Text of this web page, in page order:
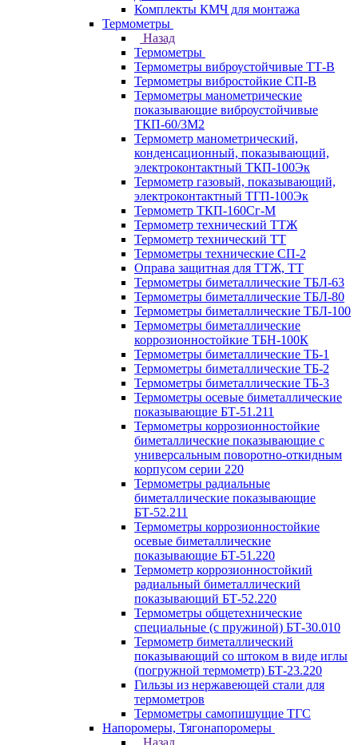
Комплекты КМЧ для монтажа
Термометры
Назад
Термометры
Термометры виброустойчивые ТТ-В
Термометры вибростойкие СП-В
Термометры манометрические
показывающие виброустойчивые
ТКП-60/3М2
Термометр манометрический,
конденсационный, показывающий,
электроконтактный ТКП-100Эк
Термометр газовый, показывающий,
электроконтактный ТГП-100Эк
Термометр ТКП-160Сг-М
Термометр технический ТТЖ
Термометр технический ТТ
Термометры технические СП-2
Оправа защитная для ТТЖ, ТТ
Термометры биметаллические ТБЛ-63
Термометры биметаллические ТБЛ-80
Термометры биметаллические ТБЛ-100
Термометры биметаллические
коррозионностойкие ТБН-100К
Термометры биметаллические ТБ-1
Термометры биметаллические ТБ-2
Термометры биметаллические ТБ-3
Термометры осевые биметаллические
показывающие БТ-51.211
Термометры коррозионностойкие
биметаллические показывающие с
универсальным поворотно-откидным
корпусом серии 220
Термометры радиальные
биметаллические показывающие
БТ-52.211
Термометры коррозионностойкие
осевые биметаллические
показывающие БТ-51.220
Термометр коррозионностойкий
радиальный биметаллический
показывающий БТ-52.220
Термометры общетехнические
специальные (с пружиной) БТ-30.010
Термометр биметаллический
показывающий со штоком в виде иглы
(погружной термометр) БТ-23.220
Гильзы из нержавеющей стали для
термометров
Термометры самопишущие ТГС
Напоромеры, Тягонапоромеры
Назад